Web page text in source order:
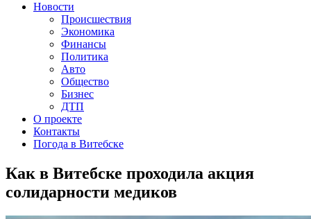
Новости
Происшествия
Экономика
Финансы
Политика
Авто
Общество
Бизнес
ДТП
О проекте
Контакты
Погода в Витебске
Как в Витебске проходила акция
солидарности медиков